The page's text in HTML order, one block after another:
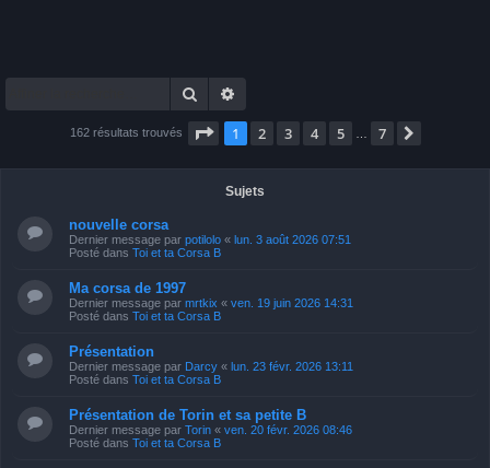
Rechercher
162 résultats trouvés Page 1sur7
1 2 3 4 5 7
Sujets
nouvelle corsa
Dernier message par potilolo « lun. 3 août 2026 07:51
Posté dans Toi et ta Corsa B
Ma corsa de 1997
Dernier message par mrtkix « ven. 19 juin 2026 14:31
Posté dans Toi et ta Corsa B
Présentation
Dernier message par Darcy « lun. 23 févr. 2026 13:11
Posté dans Toi et ta Corsa B
Présentation de Torin et sa petite B
Dernier message par Torin « ven. 20 févr. 2026 08:46
Posté dans Toi et ta Corsa B